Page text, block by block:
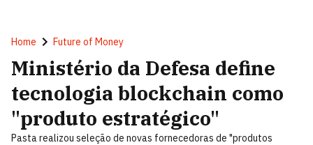
Home Future of Money
Ministério da Defesa define
tecnologia blockchain como
"produto estratégico"
Pasta realizou seleção de novas fornecedoras de "produtos